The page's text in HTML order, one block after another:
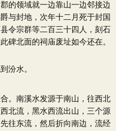
的领域就一边靠山一边邻接边
与封地，次年十二月死于封国
令宗群等二百三十四人，刻石
碑北面的祠庙废址如今还在。
汾水。
南溪水发源于南山，往西北
北流，黑水西流出山，三个源
往东流，然后折向南边，流经